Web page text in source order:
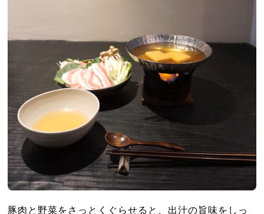
豚肉と野菜をさっとくぐらせると、出汁の旨味をしっ